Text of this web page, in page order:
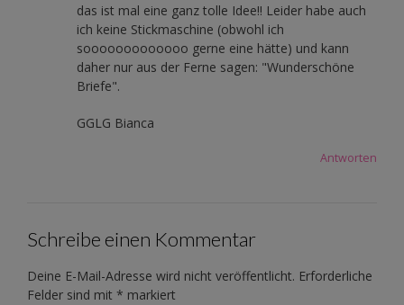
das ist mal eine ganz tolle Idee!! Leider habe auch
ich keine Stickmaschine (obwohl ich
sooooooooooooo gerne eine hätte) und kann
daher nur aus der Ferne sagen: "Wunderschöne
Briefe".
GGLG Bianca
Antworten
Schreibe einen Kommentar
Deine E-Mail-Adresse wird nicht veröffentlicht. Erforderliche
Felder sind mit * markiert